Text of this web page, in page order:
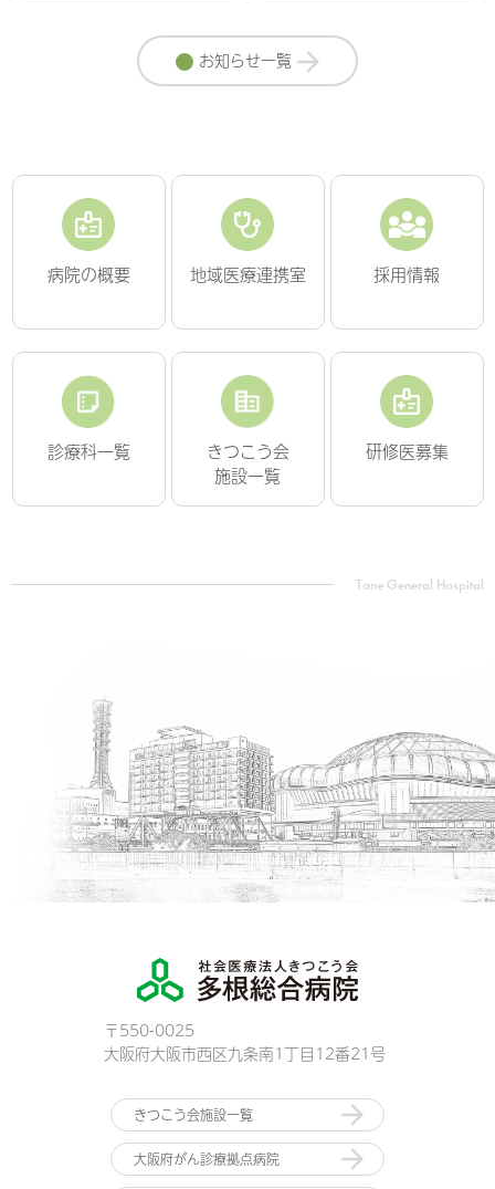
お知らせ一覧
病院の概要 地域医療連携室 採用情報
診療科一覧
きつこう会
施設一覧
研修医募集
〒550-0025
大阪府大阪市西区九条南1丁目12番21号
きつこう会施設一覧
大阪府がん診療拠点病院